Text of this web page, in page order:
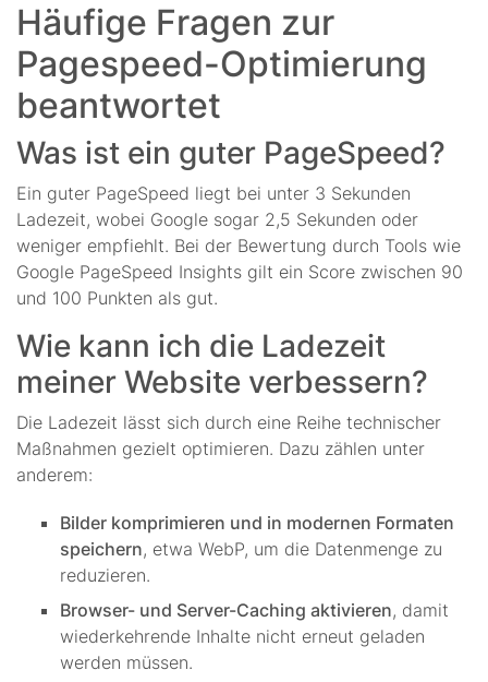
Häufige Fragen zur
Pagespeed-Optimierung
beantwortet
Was ist ein guter PageSpeed?
Ein guter PageSpeed liegt bei unter 3 Sekunden
Ladezeit, wobei Google sogar 2,5 Sekunden oder
weniger empfiehlt. Bei der Bewertung durch Tools wie
Google PageSpeed Insights gilt ein Score zwischen 90
und 100 Punkten als gut.
Wie kann ich die Ladezeit
meiner Website verbessern?
Die Ladezeit lässt sich durch eine Reihe technischer
Maßnahmen gezielt optimieren. Dazu zählen unter
anderem:
Bilder komprimieren und in modernen Formaten
speichern, etwa WebP, um die Datenmenge zu
reduzieren.
Browser- und Server-Caching aktivieren, damit
wiederkehrende Inhalte nicht erneut geladen
werden müssen.